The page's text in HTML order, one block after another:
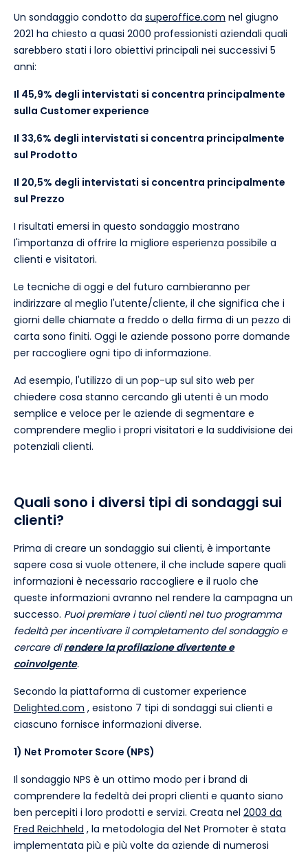
Un sondaggio condotto da superoffice.com nel giugno
2021 ha chiesto a quasi 2000 professionisti aziendali quali
sarebbero stati i loro obiettivi principali nei successivi 5
anni:
Il 45,9% degli intervistati si concentra principalmente
sulla Customer experience
Il 33,6% degli intervistati si concentra principalmente
sul Prodotto
Il 20,5% degli intervistati si concentra principalmente
sul Prezzo
I risultati emersi in questo sondaggio mostrano
l'importanza di offrire la migliore esperienza possibile a
clienti e visitatori.
Le tecniche di oggi e del futuro cambieranno per
indirizzare al meglio l'utente/cliente, il che significa che i
giorni delle chiamate a freddo o della firma di un pezzo di
carta sono finiti. Oggi le aziende possono porre domande
per raccogliere ogni tipo di informazione.
Ad esempio, l'utilizzo di un pop-up sul sito web per
chiedere cosa stanno cercando gli utenti è un modo
semplice e veloce per le aziende di segmentare e
comprendere meglio i propri visitatori e la suddivisione dei
potenziali clienti.
Quali sono i diversi tipi di sondaggi sui
clienti?
Prima di creare un sondaggio sui clienti, è importante
sapere cosa si vuole ottenere, il che include sapere quali
informazioni è necessario raccogliere e il ruolo che
queste informazioni avranno nel rendere la campagna un
successo. Puoi premiare i tuoi clienti nel tuo programma
fedeltà per incentivare il completamento del sondaggio e
cercare direndere la profilazione divertente e
coinvolgente.
Secondo la piattaforma di customer experience
Delighted.com , esistono 7 tipi di sondaggi sui clienti e
ciascuno fornisce informazioni diverse.
1) Net Promoter Score (NPS)
Il sondaggio NPS è un ottimo modo per i brand di
comprendere la fedeltà dei propri clienti e quanto siano
ben percepiti i loro prodotti e servizi. Creata nel 2003 da
Fred Reichheld , la metodologia del Net Promoter è stata
implementata più e più volte da aziende di numerosi